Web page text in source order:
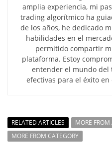
amplia experiencia, mi
trading algorítmico ha
de los años, he dedicado
habilidades en el
permitido compartir
plataforma. Estoy
entender el mundo del
efectivas para el éxito
RELATED ARTICLES
MORE
MORE FROM CATEGORY